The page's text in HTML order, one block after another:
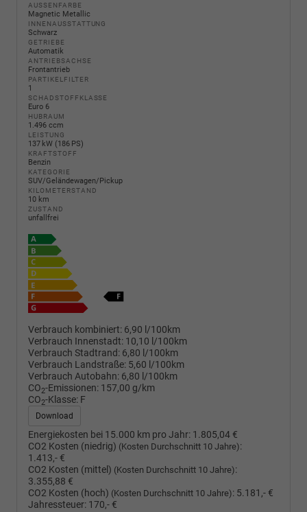
AUSSENFARBE
Magnetic Metallic
INNENAUSSTATTUNG
Schwarz
GETRIEBE
Automatik
ANTRIEBSACHSE
Frontantrieb
PARTIKELFILTER
1
SCHADSTOFFKLASSE
Euro 6
HUBRAUM
1.496 ccm
LEISTUNG
137 kW (186 PS)
KRAFTSTOFF
Benzin
KATEGORIE
SUV/Geländewagen/Pickup
KILOMETERSTAND
10 km
ZUSTAND
unfallfrei
Verbrauch kombiniert: 6,90 l/100km
Verbrauch Innenstadt: 10,10 l/100km
Verbrauch Stadtrand: 6,80 l/100km
Verbrauch Landstraße: 5,60 l/100km
Verbrauch Autobahn: 6,80 l/100km
CO2-Emissionen: 157,00 g/km
CO2-Klasse: F
Download
Energiekosten bei 15.000 km pro Jahr: 1.805,04 €
CO2 Kosten (niedrig) (Kosten Durchschnitt 10 Jahre):
1.413,- €
CO2 Kosten (mittel) (Kosten Durchschnitt 10 Jahre):
3.355,88 €
CO2 Kosten (hoch) (Kosten Durchschnitt 10 Jahre): 5.181,- €
Jahressteuer: 170,- €